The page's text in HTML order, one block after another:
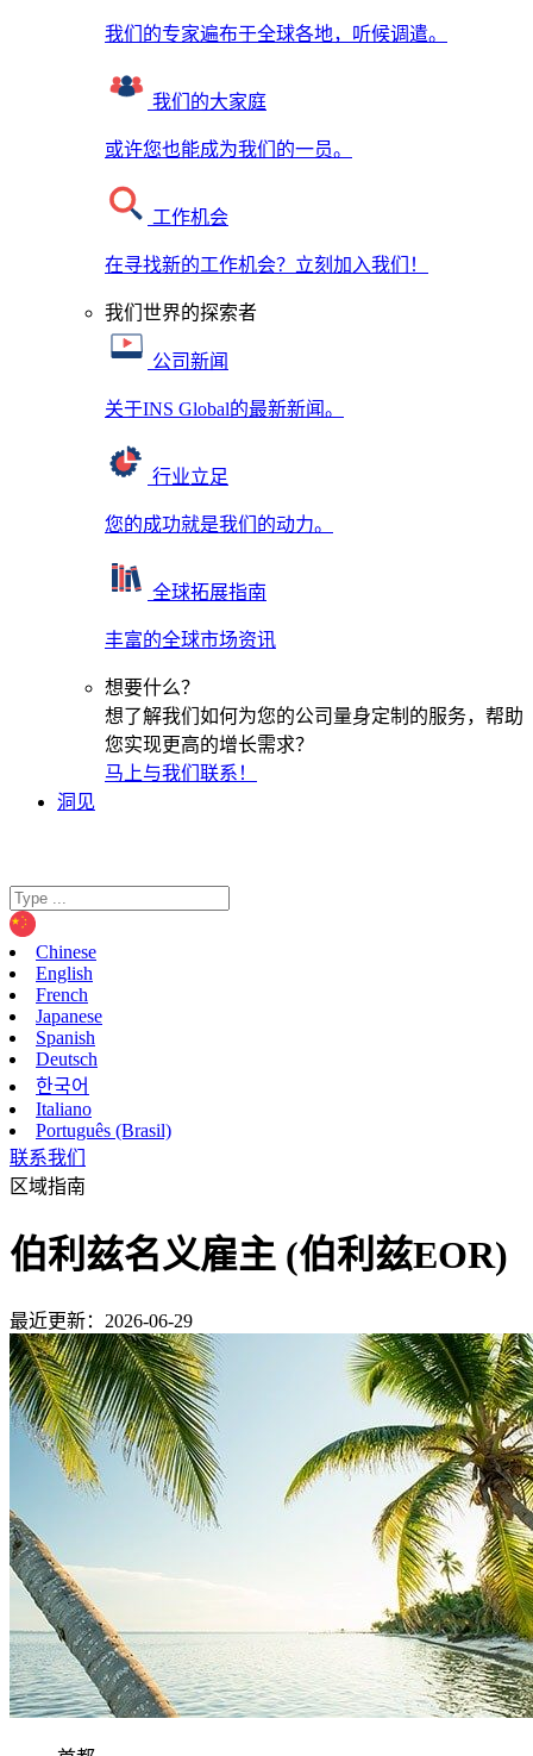
我们的专家遍布于全球各地，听候调遣。
我们的大家庭
或许您也能成为我们的一员。
工作机会
在寻找新的工作机会？立刻加入我们！
我们世界的探索者
公司新闻
关于INS Global的最新新闻。
行业立足
您的成功就是我们的动力。
全球拓展指南
丰富的全球市场资讯
想要什么？
想了解我们如何为您的公司量身定制的服务，帮助
您实现更高的增长需求？
马上与我们联系！
洞见
Chinese
English
French
Japanese
Spanish
Deutsch
한국어
Italiano
Português (Brasil)
联系我们
区域指南
伯利兹名义雇主 (伯利兹EOR)
最近更新：2026-06-29